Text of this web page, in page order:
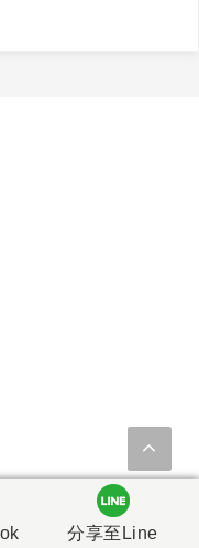
分享至Line